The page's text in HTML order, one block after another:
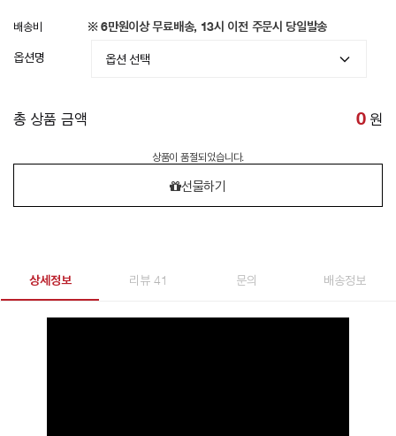
배송비 ※ 6만원이상 무료배송, 13시 이전 주문시 당일발송
옵션명
총 상품 금액 0 원
상품이 품절되었습니다.
선물하기
상세정보 리뷰 41 문의 배송정보